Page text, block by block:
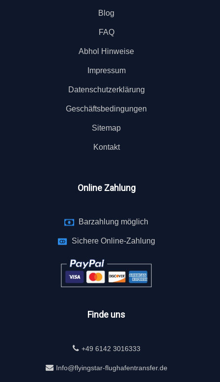
Blog
FAQ
Abhol Hinweise
Impressum
Datenschutzerklärung
Geschäftsbedingungen
Sitemap
Kontakt
Online Zahlung
Barzahlung möglich
Sichere Online-Zahlung
Finde uns
+49 6142 3016333
Info@flyingstar-flughafentransfer.de